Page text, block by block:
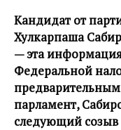
Кандидат от
Хулкарпаша
— эта
Федеральной
предварительным
парламент,
следующий созыв